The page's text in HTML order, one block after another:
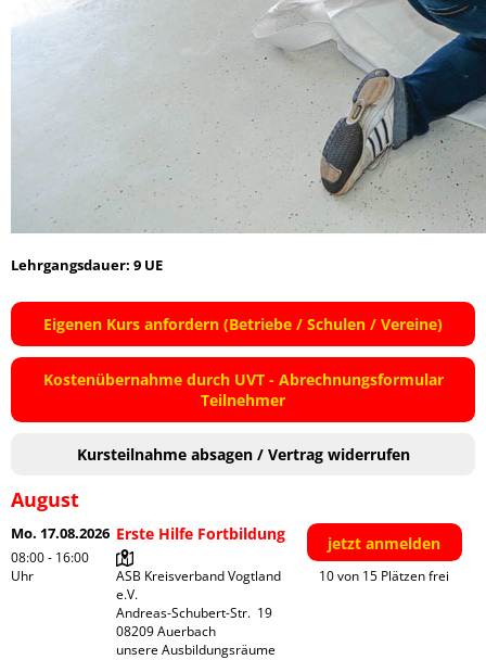
Lehrgangsdauer: 9 UE
Eigenen Kurs anfordern (Betriebe / Schulen / Vereine)
Kostenübernahme durch UVT - Abrechnungsformular
Teilnehmer
Kursteilnahme absagen / Vertrag widerrufen
August
Mo. 17.08.2026
08:00 - 16:00
Uhr
Erste Hilfe Fortbildung
ASB Kreisverband Vogtland
e.V.
Andreas-Schubert-Str.  19
08209 Auerbach
unsere Ausbildungsräume
jetzt anmelden
10 von 15 Plätzen frei